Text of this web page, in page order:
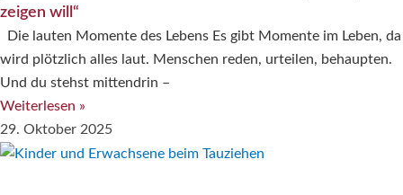
zeigen will“
Die lauten Momente des Lebens Es gibt Momente im Leben, da
wird plötzlich alles laut. Menschen reden, urteilen, behaupten.
Und du stehst mittendrin –
Weiterlesen »
29. Oktober 2025